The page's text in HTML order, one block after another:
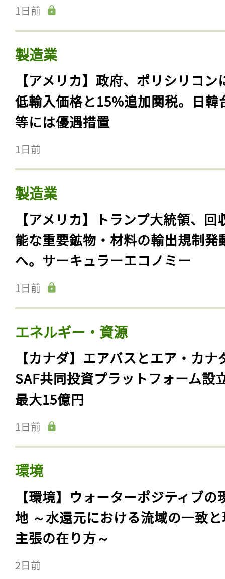
1日前
製造業
【アメリカ】政府、ポリシリコン
低輸入価格と15%追加関税。日韓
等には優遇措置
1日前
製造業
【アメリカ】トランプ大統領、回
能な重要鉱物・材料の輸出規制発
へ。サーキュラーエコノミー
1日前
エネルギー・資源
【カナダ】エアバスとエア・カナ
SAF共同投資プラットフォーム設
最大15億円
1日前
環境
【環境】ウォーターポジティブの
地 ～水還元における流域の一致
主張の在り方～
2日前